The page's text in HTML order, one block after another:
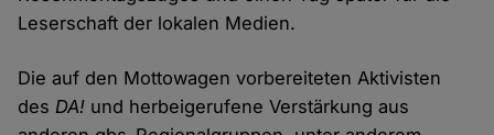
Leserschaft der lokalen Medien.
Die auf den Mottowagen vorbereiteten Aktivisten
desDA! und herbeigerufene Verstärkung aus